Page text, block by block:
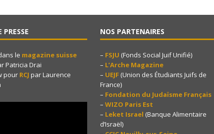
PRESSE
le magazine suisse
Patricia Drai
pour RCJ par Laurence
NOS PARTENAIRES
– FSJU (Fonds Social Juif Unifié)
– L’Arche Magazine
– UEJF(Union des Étudiants Juifs de
France)
– Fondation du Judaïsme Français
– WIZO Paris Est
– Leket Israel (Banque Alimentaire
d’Israël)